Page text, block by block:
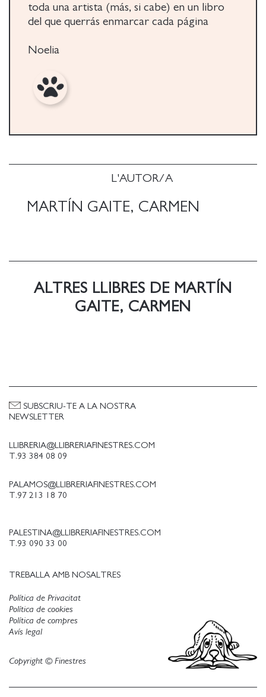
L'AUTOR/A
MARTÍN GAITE, CARMEN
íntima y sensible de una escritora cuya faceta de
contar a través de collages es poco conocida.
toda una artista (más, si cabe) en un libro
del que querrás enmarcar cada página
Noelia
ALTRES LLIBRES DE MARTÍN
GAITE, CARMEN
LLIBRERIA@LLIBRERIAFINESTRES.COM
T.93 384 08 09
PALAMOS@LLIBRERIAFINESTRES.COM
T.97 213 18 70
PALESTINA@LLIBRERIAFINESTRES.COM
T.93 090 33 00
TREBALLA AMB NOSALTRES
SUBSCRIU-TE A LA NOSTRA
NEWSLETTER
Política de Privacitat
Política de cookies
Avís legal
Política de compres
Copyright © Finestres